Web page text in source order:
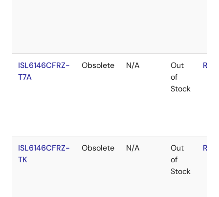
ISL6146CFRZ-
T7A
Obsolete N/A
Out
of
Stock
ISL6146CFRZ-
TK
Obsolete N/A
Out
of
Stock